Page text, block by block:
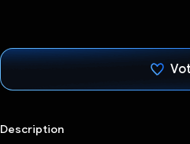
Description